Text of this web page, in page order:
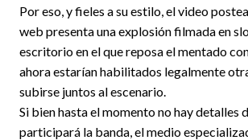
Por eso, y fieles a su estilo, el video
web presenta una explosión filmada en
escritorio en el que reposa el mentado
ahora estarían habilitados legalmente
subirse juntos al escenario.
Si bien hasta el momento no hay detalles
participará la banda, el medio